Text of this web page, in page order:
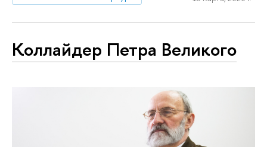
Коллайдер Петра Великого